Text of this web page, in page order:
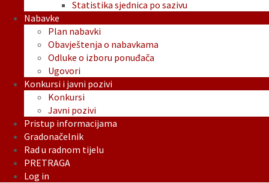
Statistika sjednica po sazivu
Nabavke
Plan nabavki
Obavještenja o nabavkama
Odluke o izboru ponuđača
Ugovori
Konkursi i javni pozivi
Konkursi
Javni pozivi
Pristup informacijama
Gradonačelnik
Rad u radnom tijelu
PRETRAGA
Log in